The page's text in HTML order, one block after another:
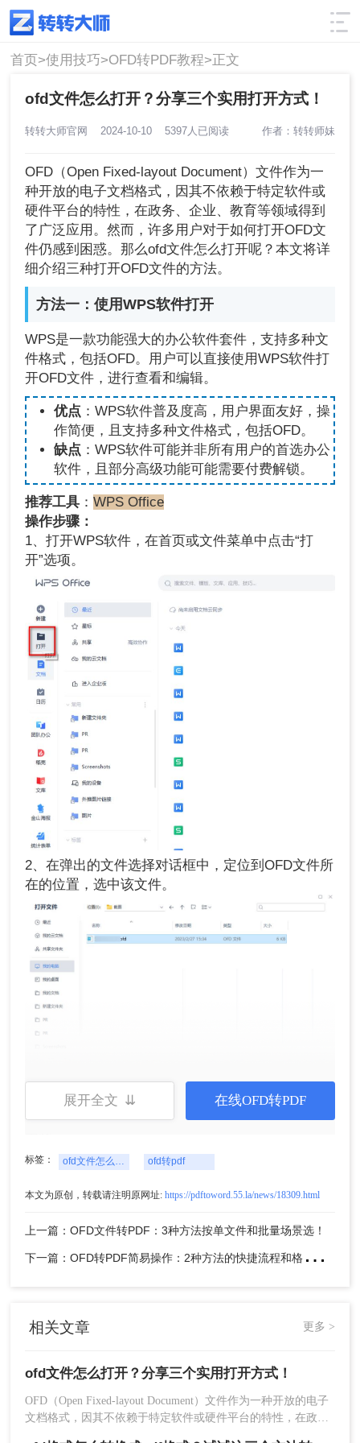
使用技巧 筛选
首页>使用技巧>OFD转PDF教程>正文
ofd文件怎么打开？分享三个实用打开方式！
转转大师官网 2024-10-10 5397人已阅读 作者：转转师妹
OFD（Open Fixed-layout Document）文件作为一
种开放的电子文档格式，因其不依赖于特定软件或
硬件平台的特性，在政务、企业、教育等领域得到
了广泛应用。然而，许多用户对于如何打开OFD文
件仍感到困惑。那么ofd文件怎么打开呢？本文将详
细介绍三种打开OFD文件的方法。
方法一：使用WPS软件打开
WPS是一款功能强大的办公软件套件，支持多种文
件格式，包括OFD。用户可以直接使用WPS软件打
开OFD文件，进行查看和编辑。
优点 ：WPS软件普及度高，用户界面友好，操
作简便，且支持多种文件格式，包括OFD。
缺点 ：WPS软件可能并非所有用户的首选办公
软件，且部分高级功能可能需要付费解锁。
推荐工具 ：WPS Office
操作步骤：
1、打开WPS软件，在首页或文件菜单中点击“打
开”选项。
2、在弹出的文件选择对话框中，定位到OFD文件所
在的位置，选中该文件。
3、点击“打开”按钮，WPS将加载并显示OFD文件的
注意：确保已安装最新版本的WPS软件，以获得最
份原始文件，以防意外丢失或损坏。
方法二：使用专门的OFD阅读器
专门的OFD阅读器是专为打开和阅读OFD文件而设
理OFD文件。
的优化功能和良好的用户体验，适合需要频繁
处理OFD文件的用户。
缺点 ：需要额外下载和安装软件，占用一定的
展开全文 ⇊ 在线OFD转PDF
标签： ofd文件怎么打开 ofd转pdf
本文为原创，转载请注明原网址: https://pdftoword.55.la/news/18309.html
上一篇：OFD文件转PDF：3种方法按单文件和批量场景选！
下
一篇：OFD转PDF简易操作：2种方法的快捷流程和格式校验！
相关文章 更多 >
ofd文件怎么打开？分享三个实用打开方式！
OFD（Open Fixed-layout Document）文件作为一种开放的电子
文档格式，因其不依赖于特定软件或硬件平台的特性，在政